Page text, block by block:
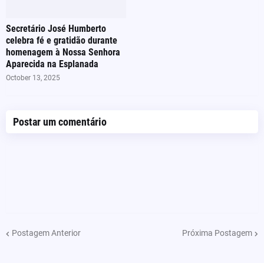
Secretário José Humberto
celebra fé e gratidão durante
homenagem à Nossa Senhora
Aparecida na Esplanada
October 13, 2025
Postar um comentário
Postagem Anterior Próxima Postagem